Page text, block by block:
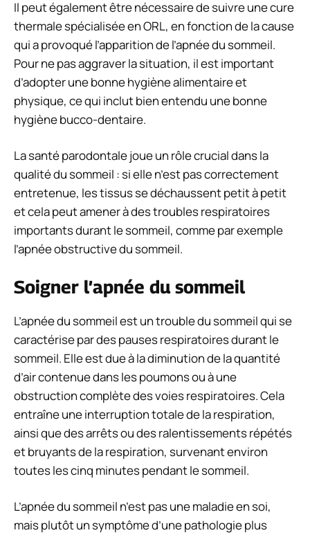
Il peut également être nécessaire de suivre une cure
thermale spécialisée en ORL, en fonction de la cause
qui a provoqué l’apparition de l’apnée du sommeil.
Pour ne pas aggraver la situation, il est important
d’adopter une bonne hygiène alimentaire et
physique, ce qui inclut bien entendu une bonne
hygiène bucco-dentaire.
La santé parodontale joue un rôle crucial dans la
qualité du sommeil : si elle n’est pas correctement
entretenue, les tissus se déchaussent petit à petit
et cela peut amener à des troubles respiratoires
importants durant le sommeil, comme par exemple
l’apnée obstructive du sommeil.
Soigner l’apnée du sommeil
L’apnée du sommeil est un trouble du sommeil qui se
caractérise par des pauses respiratoires durant le
sommeil. Elle est due à la diminution de la quantité
d’air contenue dans les poumons ou à une
obstruction complète des voies respiratoires. Cela
entraîne une interruption totale de la respiration,
ainsi que des arrêts ou des ralentissements répétés
et bruyants de la respiration, survenant environ
toutes les cinq minutes pendant le sommeil.
L’apnée du sommeil n’est pas une maladie en soi,
mais plutôt un symptôme d’une pathologie plus